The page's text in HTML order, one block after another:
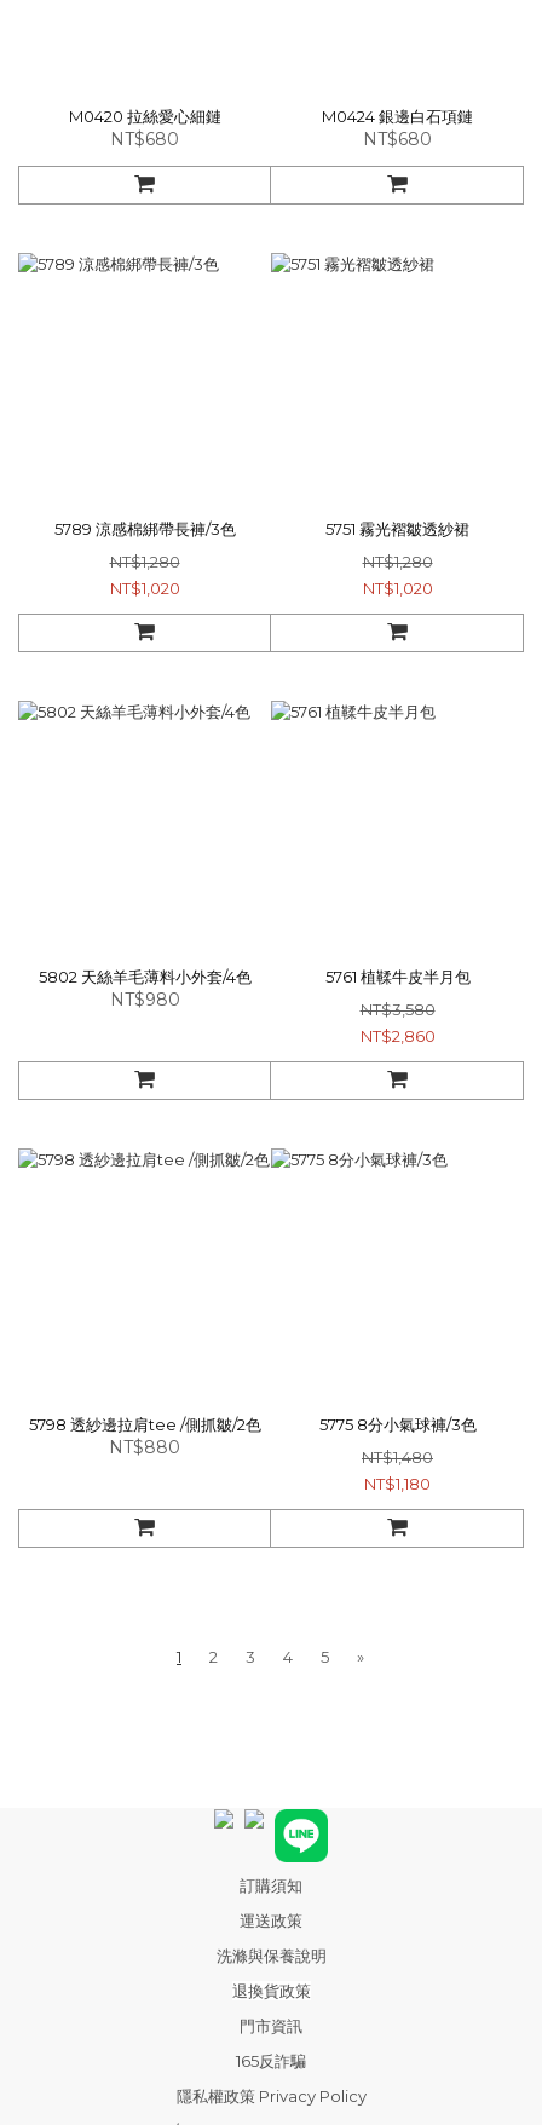
M0420 拉絲愛心細鏈
NT$680
M0424 銀邊白石項鏈
NT$680
5789 涼感棉綁帶長褲/3色
NT$1,280
NT$1,020
5751 霧光褶皺透紗裙
NT$1,280
NT$1,020
5802 天絲羊毛薄料小外套/4色
NT$980
5761 植鞣牛皮半月包
NT$3,580
NT$2,860
5798 透紗邊拉肩tee /側抓皺/2色
NT$880
5775 8分小氣球褲/3色
NT$1,480
NT$1,180
1 2 3 4 5 »
訂購須知
運送政策
洗滌與保養說明
退換貨政策
門市資訊
165反詐騙
隱私權政策 Privacy Policy